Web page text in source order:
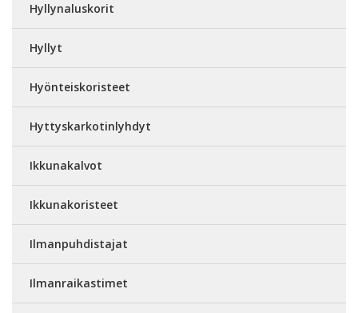
Hyllynaluskorit
Hyllyt
Hyönteiskoristeet
Hyttyskarkotinlyhdyt
Ikkunakalvot
Ikkunakoristeet
Ilmanpuhdistajat
Ilmanraikastimet